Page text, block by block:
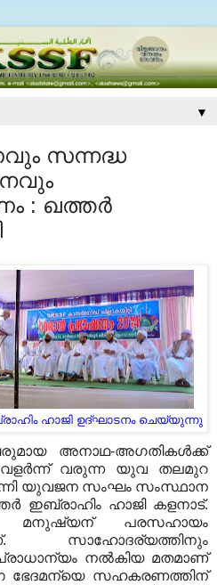
▼
സന്നദ്ധ
: ഖത്തര്‍
ഹാജി ഉദ്ഘാടനം ചെയ്യുന്നു
അനാഥ-അഗതികള്‍ക്ക്
വരുന്ന യുവ തലമുറ
യുവജന സംഘം സംസ്ഥാന
ഇബ്രാഹിം ഹാജി കളനാട്.
മനുഷ്യന് പരസഹായം
സാഹോദര്യത്തിനും
നല്‍കിയ മതമാണ്
ഭേദമന്യെ സഹകരണത്തിന്